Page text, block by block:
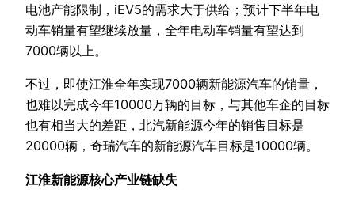
电池产能限制，iEV5的需求大于供给；预计下半年电
动车销量有望继续放量，全年电动车销量有望达到
7000辆以上。
不过，即使江淮全年实现7000辆新能源汽车的销量，
也难以完成今年10000万辆的目标，与其他车企的目标
也有相当大的差距，北汽新能源今年的销售目标是
20000辆，奇瑞汽车的新能源汽车目标是10000辆。
江淮新能源核心产业链缺失